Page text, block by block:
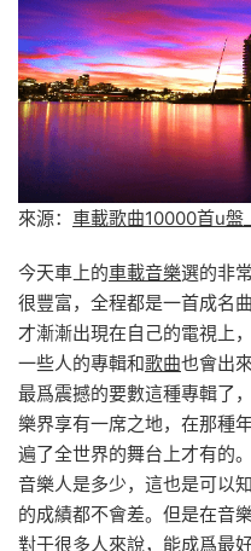
來源： 車載歌曲10000首u盤
今天車上的車載音樂選的非
很豐富，全程都是一首成名
才漸漸出現在自己的電視上
一些人的專輯和歌曲也會出來
最爲震撼的要數這種專輯了
樂界享有一席之地，在那種
遍了全世界的舞台上才有的。
音樂人是多少，這也是可以
的成績都不會差。但是在音
對于很多人來說，能成爲最